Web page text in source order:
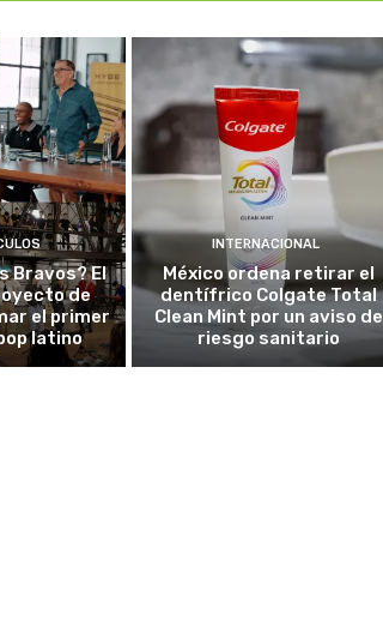
Bravos? El
de
el primer
latino
INTERNACIONAL
México ordena retirar el
dentífrico Colgate Total
Clean Mint por un aviso de
riesgo sanitario